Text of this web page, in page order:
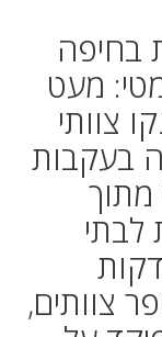
בחיפה
מעט
צוותי
בעקבות
לבתי
צוותים,